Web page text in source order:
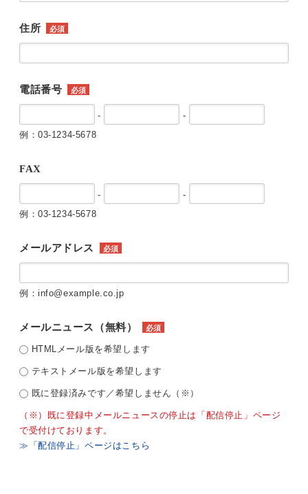
住所 必須
電話番号 必須
-
-
例：03-1234-5678
FAX
-
-
例：03-1234-5678
メールアドレス 必須
例：info@example.co.jp
メールニュース（無料） 必須
HTMLメール版を希望します
テキストメール版を希望します
既に登録済みです／希望しません（※）
（※）既に登録中メールニュースの停止は「配信停止」ページ
で受付けております。
≫「配信停止」ページはこちら